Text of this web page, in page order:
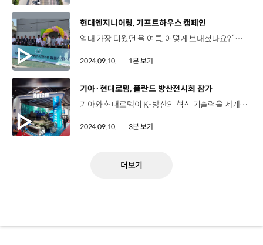
[동영상]
현대엔지니어링, 기프트하우스 캠페인
역대 가장 더웠던 올 여름, 어떻게 보내셨나요? “우리는 현대엔지니어링과 집들이했어요~” [기프트하우스 캠페인]주거에 어려움을 겪고 있는 주거취약계층에게 현대엔지니어링이 자체 개발한 모듈러 주택을 기증하는 사회공헌활동 [모듈러 주택] 노후주택에 살고 있는 주민들이 보다 쾌적하고, 안전하게 살 수 있는 공간 4인 가구에 맞춰 적층형 구조로 제작 현대엔지니어링의 특허 기술을 적용해 단열 강화 바닥충격음 완화 드디어 집들이 준비 완료! “저희가 준비한 선물 같은 집. 기프트하우스입니다” 올해는 집수리 봉사활동도 함께한 기프트하우스 봉사단 사회적 책임을 다하고 이웃을 위해 흘린 열정의 땀방울 기프트하우스 캠페인 시즌 10, 함께 땀 흘려 더욱 뿌듯했던 여름
2024.09.10. 1분 보기
[동영상]
기아·현대로템, 폴란드 방산전시회 참가
기아와 현대로템이 K-방산의 혁신 기술력을 세계 무대에 선보이며 주목받았습니다. 지난 3일부터 6일까지 폴란드 키엘체 전시센터에서 개최된 ‘2024 폴란드 국제방위산업전시회(MSPO)’에 기아와 현대로템이 참가했습니다. 올해로 32회째를 맞이한 ‘MSPO 2024’는 매년 폴란드에서 개최되는 동유럽 최대 규모의 국제방위산업전시회인데요, 기아는 이번 전시회에서 ‘중형표준차(KMTV) 캡샤시’를 유럽 최초로 공개했습니다. 기존 2½톤, 5톤 군용 표준차량을 대체하기 위해 개발된 기아의 중형표준차는 전후방 카메라와 내비게이션 등 다양한 편의사양을 적용해 병력과 물자를 보다 안전하게 수송할 수 있습니다. 또한, ‘소형전술차(KLTV) 베어샤시’도 함께 전시하며 군의 안전하고 지속가능한 이동을 돕는 다양한 특수차량들을 선보였습니다. 현대로템은 이번 방산전시회에 K2 전차 실물을 전시해 시선을 끌었습니다. 우리 군의 주력 지상무기체계인 K2 전차는 2022년 폴란드에 완성품으로는 사상 처음으로 수출돼 올해 상반기까지 총 46대가 안정적으로 납품됐는데요, 올해 하반기에 38대, 2025년 96대가 인도될 예정입니다. 또한 아군 병력 피해를 최소화하기 위한 방호력과 생존력 증강에 초점을 맞춰 개발 중인 30t급 차륜형장갑차(N-WAV)와 K2 계열 전차인 구난 전차 모형도 함께 선보였습니다. 해외에 처음으로 공개되는 다목적 무인차량(UGV)인 4세대 HR-셰르파(SHERPA) 모형도 전시장에 배치됐는데요, 4세대 HR-셰르파는 현대로템과 현대자동차그룹이 인공지능(AI)과 자율주행, 무인화, 전동화 분야에서 협업해 개발한 최신형 무인화 차량입니다. 기아와 현대로템은 앞으로도 평화와 안보를 수호하는 K-방산의 기술력을 알리는 데 역량을 집중해 나갈 계획입니다.
2024.09.10. 3분 보기
더보기